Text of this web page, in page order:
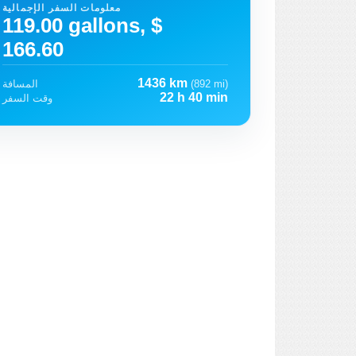
معلومات السفر الإجمالية
119.00 gallons, $
166.60
المسافة 1436 km (892 mi)
وقت السفر
22 h 40 min